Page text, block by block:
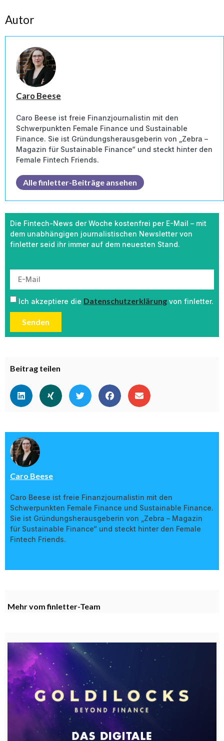
Die Fintech-News der Woche kostenfrei per E-Mail – mit
dem unabhängigen journalistischen Newsletter von
finletter seid ihr immer auf dem neuesten Stand.
Ich akzeptiere die Datenschutzerklärung von finletter.
Senden
Beitrag teilen
Caro Beese
Caro Beese ist freie Finanzjournalistin mit den
Schwerpunkten Female Finance und Sustainable Finance.
Sie ist Gründungsherausgeberin von „Zebra – Magazin
für Sustainable Finance“ und steckt hinter den Female
Fintech Friends.
Mehr vom finletter-Team
Autor
Caro Beese
Caro Beese ist freie Finanzjournalistin mit den
Schwerpunkten Female Finance und Sustainable
Finance. Sie ist Gründungsherausgeberin von „Zebra –
Magazin für Sustainable Finance“ und steckt hinter den
Female Fintech Friends.
Alle finletter-Beiträge ansehen